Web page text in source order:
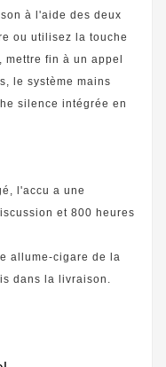
à l'aide des deux
ou utilisez la touche
fin à un appel
le système mains
silence intégrée en
l'accu a une
et 800 heures
allume-cigare de la
dans la livraison.